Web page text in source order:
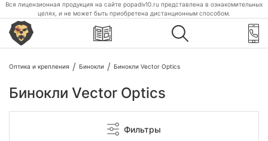
Вся лицензионная продукция на сайте popadiv10.ru представлена в ознакомительных
целях, и не может быть приобретена дистанционным способом.
Оптика и крепления Бинокли Бинокли Vector Optics
Бинокли Vector Optics
Фильтры